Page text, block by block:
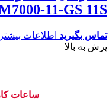
11-GS 11S
تماس بگیرید اطلاعات بیشتر
پرش به بالا
ساعات